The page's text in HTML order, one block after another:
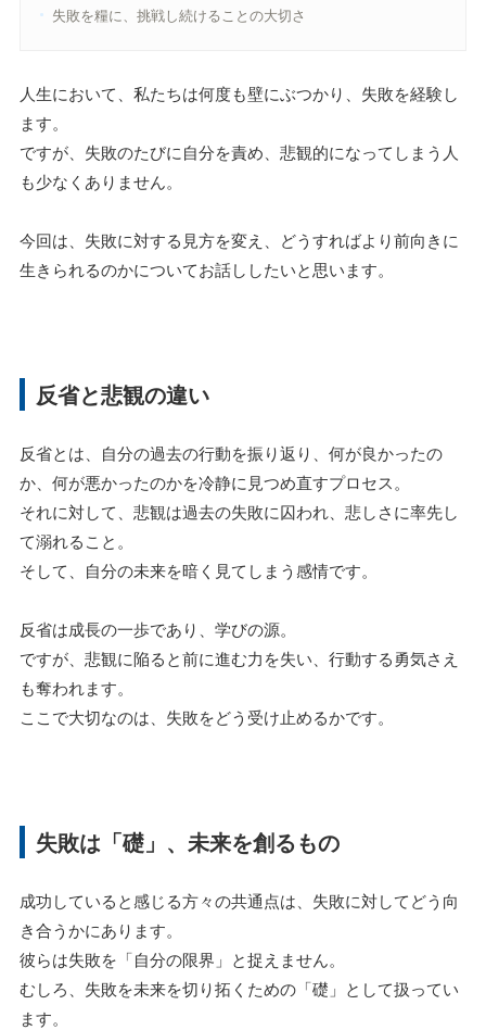
失敗を糧に、挑戦し続けることの大切さ
人生において、私たちは何度も壁にぶつかり、失敗を経験し
ます。
ですが、失敗のたびに自分を責め、悲観的になってしまう人
も少なくありません。
今回は、失敗に対する見方を変え、どうすればより前向きに
生きられるのかについてお話ししたいと思います。
反省と悲観の違い
反省とは、自分の過去の行動を振り返り、何が良かったの
か、何が悪かったのかを冷静に見つめ直すプロセス。
それに対して、悲観は過去の失敗に囚われ、悲しさに率先し
て溺れること。
そして、自分の未来を暗く見てしまう感情です。
反省は成長の一歩であり、学びの源。
ですが、悲観に陥ると前に進む力を失い、行動する勇気さえ
も奪われます。
ここで大切なのは、失敗をどう受け止めるかです。
失敗は「礎」、未来を創るもの
成功していると感じる方々の共通点は、失敗に対してどう向
き合うかにあります。
彼らは失敗を「自分の限界」と捉えません。
むしろ、失敗を未来を切り拓くための「礎」として扱ってい
ます。